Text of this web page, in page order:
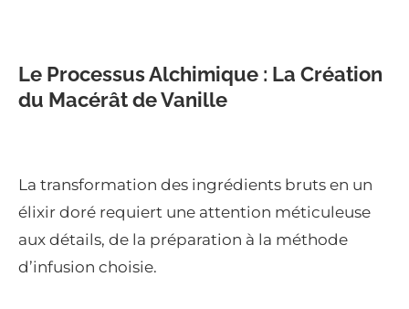
Le Processus Alchimique : La Création
du Macérât de Vanille
La transformation des ingrédients bruts en un
élixir doré requiert une attention méticuleuse
aux détails, de la préparation à la méthode
d’infusion choisie.